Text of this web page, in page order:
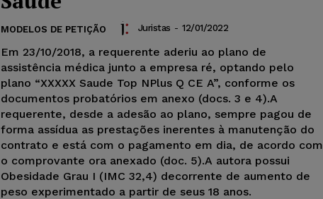
MODELOS DE PETIÇÃO Juristas - 12/01/2022
Em 23/10/2018, a requerente aderiu ao plano de
assistência médica junto a empresa ré, optando pelo
plano “XXXXX Saude Top NPlus Q CE A”, conforme os
documentos probatórios em anexo (docs. 3 e 4).A
requerente, desde a adesão ao plano, sempre pagou de
forma assídua as prestações inerentes à manutenção do
contrato e está com o pagamento em dia, de acordo com
o comprovante ora anexado (doc. 5).A autora possui
Obesidade Grau I (IMC 32,4) decorrente de aumento de
peso experimentado a partir de seus 18 anos.